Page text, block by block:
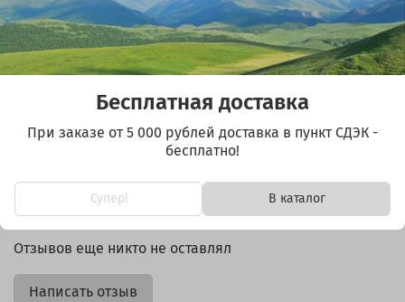
Подсумок на молнии RP151
Размеры 15х10х6см
Крепление Velcro
Отзывы
Отзывов еще никто не оставлял
Написать отзыв
Бесплатная доставка
При заказе от 5 000 рублей доставка в пункт СДЭК -
бесплатно!
Супер! В каталог